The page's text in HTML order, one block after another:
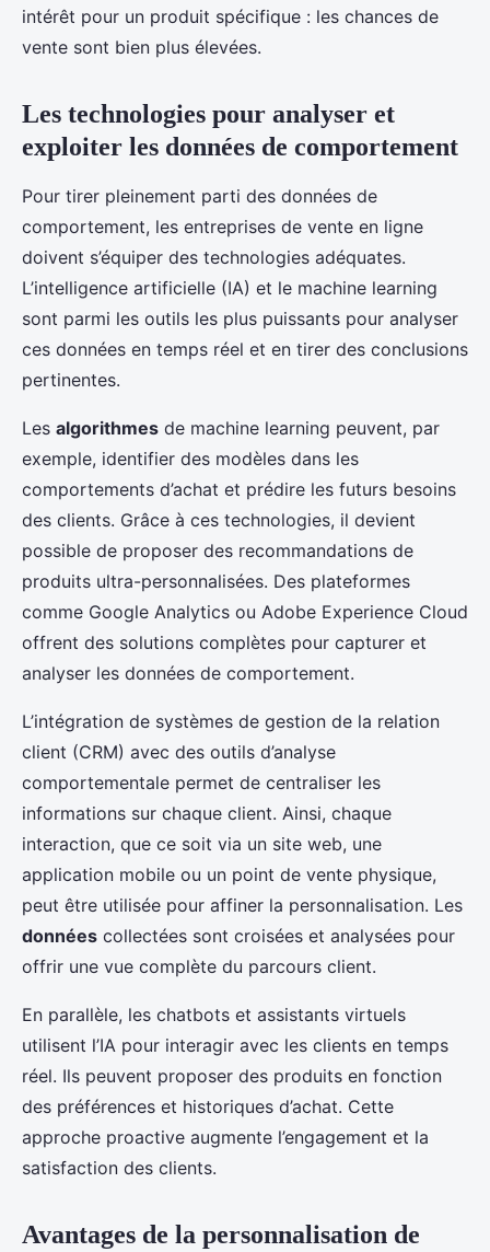
intérêt pour un produit spécifique : les chances de
vente sont bien plus élevées.
Les technologies pour analyser et
exploiter les données de comportement
Pour tirer pleinement parti des données de
comportement, les entreprises de vente en ligne
doivent s’équiper des technologies adéquates.
L’intelligence artificielle (IA) et le machine learning
sont parmi les outils les plus puissants pour analyser
ces données en temps réel et en tirer des conclusions
pertinentes.
Les algorithmes de machine learning peuvent, par
exemple, identifier des modèles dans les
comportements d’achat et prédire les futurs besoins
des clients. Grâce à ces technologies, il devient
possible de proposer des recommandations de
produits ultra-personnalisées. Des plateformes
comme Google Analytics ou Adobe Experience Cloud
offrent des solutions complètes pour capturer et
analyser les données de comportement.
L’intégration de systèmes de gestion de la relation
client (CRM) avec des outils d’analyse
comportementale permet de centraliser les
informations sur chaque client. Ainsi, chaque
interaction, que ce soit via un site web, une
application mobile ou un point de vente physique,
peut être utilisée pour affiner la personnalisation. Les
données collectées sont croisées et analysées pour
offrir une vue complète du parcours client.
En parallèle, les chatbots et assistants virtuels
utilisent l’IA pour interagir avec les clients en temps
réel. Ils peuvent proposer des produits en fonction
des préférences et historiques d’achat. Cette
approche proactive augmente l’engagement et la
satisfaction des clients.
Avantages de la personnalisation de